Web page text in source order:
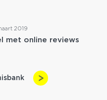
2019
met online reviews